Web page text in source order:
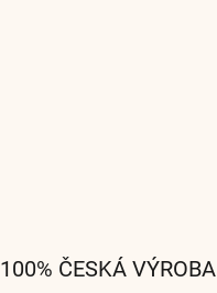
100% ČESKÁ VÝROBA